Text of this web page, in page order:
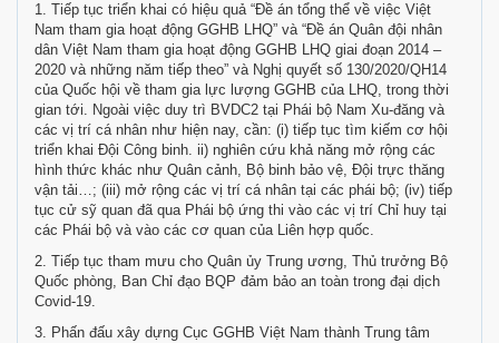
1. Tiếp tục triển khai có hiệu quả “Đề án tổng thể về việc Việt
Nam tham gia hoạt động GGHB LHQ” và “Đề án Quân đội nhân
dân Việt Nam tham gia hoạt động GGHB LHQ giai đoạn 2014 –
2020 và những năm tiếp theo” và Nghị quyết số 130/2020/QH14
của Quốc hội về tham gia lực lượng GGHB của LHQ, trong thời
gian tới. Ngoài việc duy trì BVDC2 tại Phái bộ Nam Xu-đăng và
các vị trí cá nhân như hiện nay, cần: (i) tiếp tục tìm kiếm cơ hội
triển khai Đội Công binh. ii) nghiên cứu khả năng mở rộng các
hình thức khác như Quân cảnh, Bộ binh bảo vệ, Đội trực thăng
vận tải…; (iii) mở rộng các vị trí cá nhân tại các phái bộ; (iv) tiếp
tục cử sỹ quan đã qua Phái bộ ứng thi vào các vị trí Chỉ huy tại
các Phái bộ và vào các cơ quan của Liên hợp quốc.
2. Tiếp tục tham mưu cho Quân ủy Trung ương, Thủ trưởng Bộ
Quốc phòng, Ban Chỉ đạo BQP đảm bảo an toàn trong đại dịch
Covid-19.
3. Phấn đấu xây dựng Cục GGHB Việt Nam thành Trung tâm